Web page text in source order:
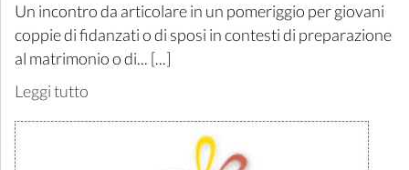
Un incontro da articolare in un pomeriggio per giovani
coppie di fidanzati o di sposi in contesti di preparazione
al matrimonio o di... [...]
Leggi tutto